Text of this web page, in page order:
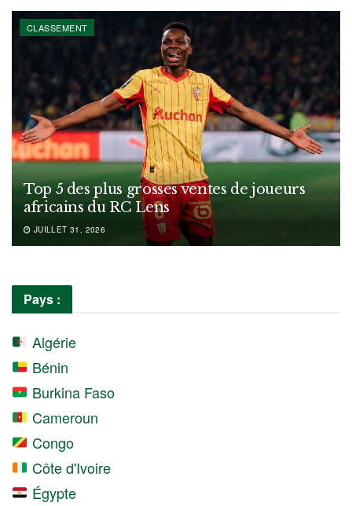
CLASSEMENT
Top 5 des plus grosses ventes de joueurs
africains du RC Lens
JUILLET 31, 2026
Pays :
Algérie
Bénin
Burkina Faso
Cameroun
Congo
Côte d'Ivoire
Égypte